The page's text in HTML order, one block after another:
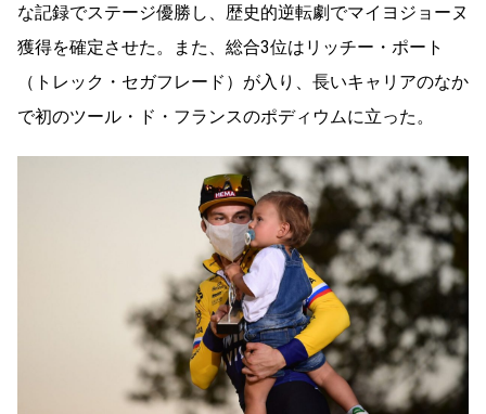
な記録でステージ優勝し、歴史的逆転劇でマイヨジョーヌ
獲得を確定させた。また、総合3位はリッチー・ポート
（トレック・セガフレード）が入り、長いキャリアのなか
で初のツール・ド・フランスのポディウムに立った。